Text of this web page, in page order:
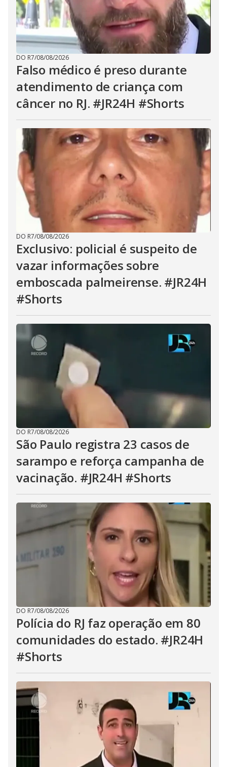
DO R7/08/08/2026
Falso médico é preso durante
atendimento de criança com
câncer no RJ. #JR24H #Shorts
DO R7/08/08/2026
Exclusivo: policial é suspeito de
vazar informações sobre
emboscada palmeirense. #JR24H
#Shorts
DO R7/08/08/2026
São Paulo registra 23 casos de
sarampo e reforça campanha de
vacinação. #JR24H #Shorts
DO R7/08/08/2026
Polícia do RJ faz operação em 80
comunidades do estado. #JR24H
#Shorts